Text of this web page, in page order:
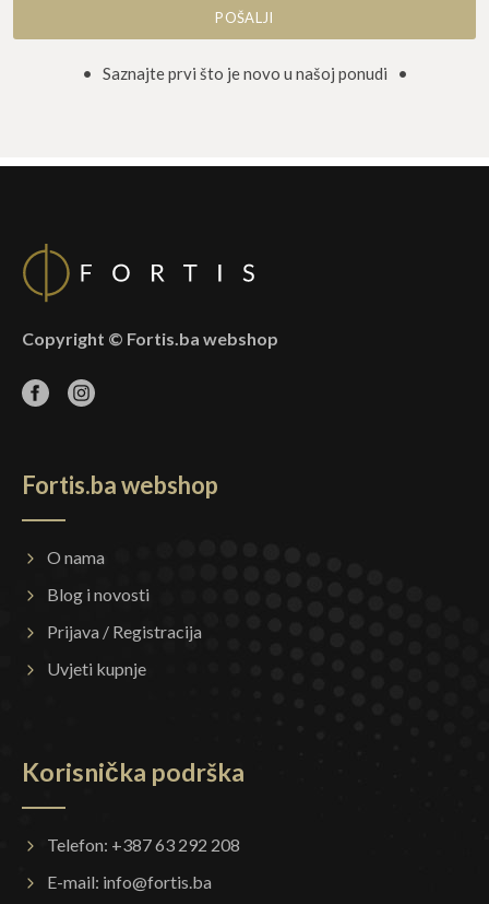
• Saznajte prvi što je novo u našoj ponudi •
Copyright © Fortis.ba webshop
Fortis.ba webshop
O nama
Blog i novosti
Prijava / Registracija
Uvjeti kupnje
Korisnička podrška
Telefon: +387 63 292 208
E-mail: info@fortis.ba